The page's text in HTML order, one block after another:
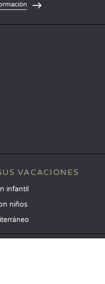
VACACIONES
infantil
niños